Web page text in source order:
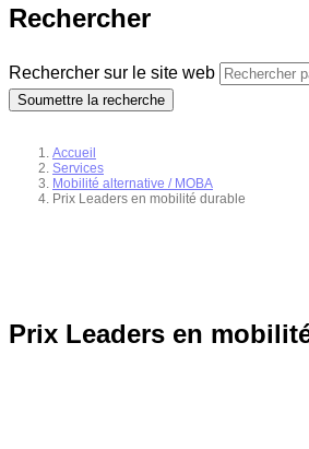
Rechercher
Rechercher sur le site web
Soumettre la recherche
Accueil
Services
Mobilité alternative / MOBA
Prix Leaders en mobilité durable
Prix Leaders en